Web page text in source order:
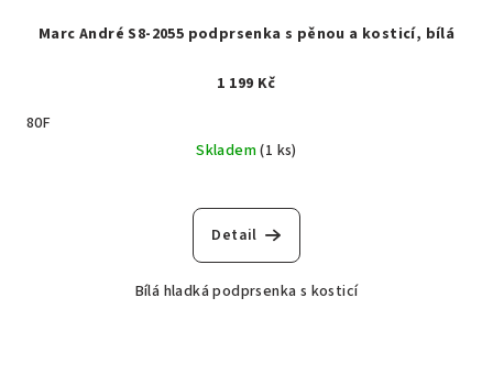
Marc André S8-2055 podprsenka s pěnou a kosticí, bílá
1 199 Kč
80F
Skladem(1 ks)
Detail
Bílá hladká podprsenka s kosticí